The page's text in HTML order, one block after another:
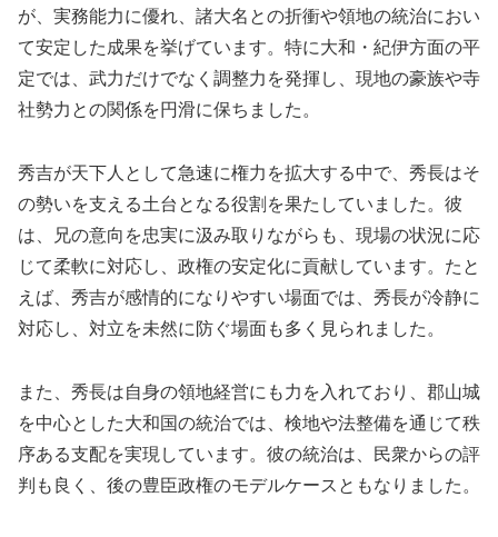
が、実務能力に優れ、諸大名との折衝や領地の統治におい
て安定した成果を挙げています。特に大和・紀伊方面の平
定では、武力だけでなく調整力を発揮し、現地の豪族や寺
社勢力との関係を円滑に保ちました。
秀吉が天下人として急速に権力を拡大する中で、秀長はそ
の勢いを支える土台となる役割を果たしていました。彼
は、兄の意向を忠実に汲み取りながらも、現場の状況に応
じて柔軟に対応し、政権の安定化に貢献しています。たと
えば、秀吉が感情的になりやすい場面では、秀長が冷静に
対応し、対立を未然に防ぐ場面も多く見られました。
また、秀長は自身の領地経営にも力を入れており、郡山城
を中心とした大和国の統治では、検地や法整備を通じて秩
序ある支配を実現しています。彼の統治は、民衆からの評
判も良く、後の豊臣政権のモデルケースともなりました。